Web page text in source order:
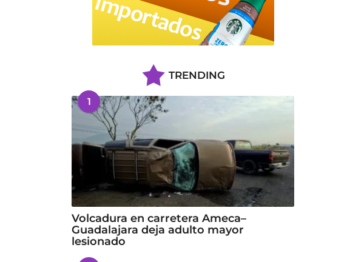
TRENDING
1
Volcadura en carretera Ameca–
Guadalajara deja adulto mayor
lesionado